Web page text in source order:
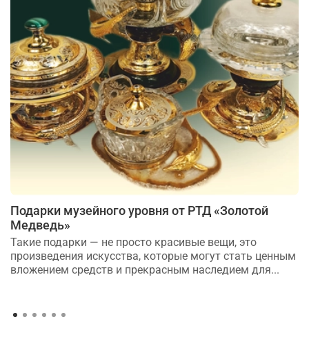
Подарки музейного уровня от РТД «Золотой
Медведь»
Такие подарки — не просто красивые вещи, это
произведения искусства, которые могут стать ценным
вложением средств и прекрасным наследием для...